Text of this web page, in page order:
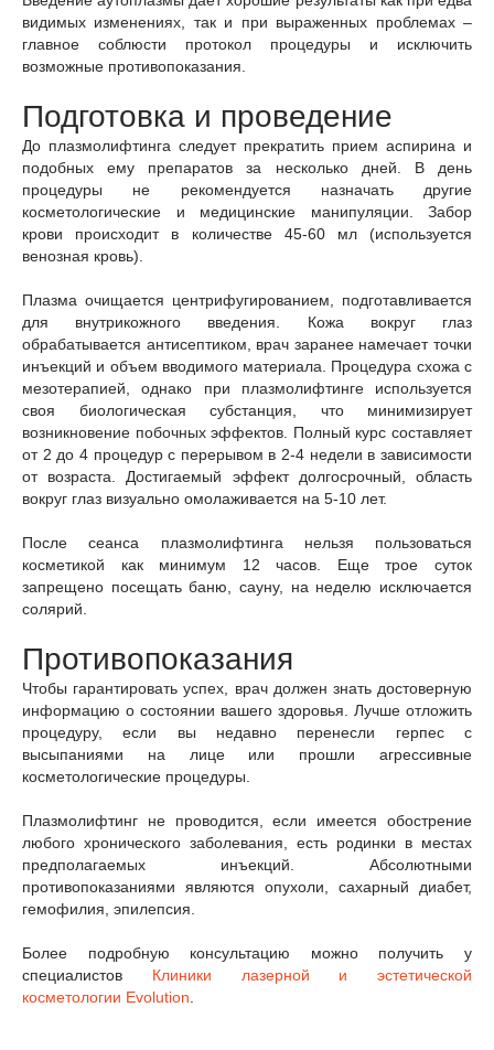
видимых изменениях, так и при выраженных проблемах –
главное соблюсти протокол процедуры и исключить
возможные противопоказания.
Подготовка и проведение
До плазмолифтинга следует прекратить прием аспирина и
подобных ему препаратов за несколько дней. В день
процедуры не рекомендуется назначать другие
косметологические и медицинские манипуляции. Забор
крови происходит в количестве 45-60 мл (используется
венозная кровь).
Плазма очищается центрифугированием, подготавливается
для внутрикожного введения. Кожа вокруг глаз
обрабатывается антисептиком, врач заранее намечает точки
инъекций и объем вводимого материала. Процедура схожа с
мезотерапией, однако при плазмолифтинге используется
своя биологическая субстанция, что минимизирует
возникновение побочных эффектов. Полный курс составляет
от 2 до 4 процедур с перерывом в 2-4 недели в зависимости
от возраста. Достигаемый эффект долгосрочный, область
вокруг глаз визуально омолаживается на 5-10 лет.
После сеанса плазмолифтинга нельзя пользоваться
косметикой как минимум 12 часов. Еще трое суток
запрещено посещать баню, сауну, на неделю исключается
солярий.
Противопоказания
Чтобы гарантировать успех, врач должен знать достоверную
информацию о состоянии вашего здоровья. Лучше отложить
процедуру, если вы недавно перенесли герпес с
высыпаниями на лице или прошли агрессивные
косметологические процедуры.
Плазмолифтинг не проводится, если имеется обострение
любого хронического заболевания, есть родинки в местах
предполагаемых инъекций. Абсолютными
противопоказаниями являются опухоли, сахарный диабет,
гемофилия, эпилепсия.
Более подробную консультацию можно получить у
специалистов Клиники лазерной и эстетической
косметологии Evolution